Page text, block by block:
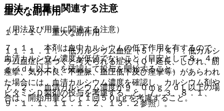
重大な副作用
１１．１． 重大な副作用
１１．１．１． 低カルシウム血症（５．７％）：低カルシ
ウム血症に基づくと考えられる症状（ＱＴ延長、しびれ、筋
痙攣、気分不良、不整脈、血圧低下及び痙攣等）があらわれ
た場合には、血清カルシウム濃度を確認し、カルシウム剤や
ビタミンＤ製剤の投与を考慮すること〔７．３、８．１、
９．１．１、１１．１．２、１３．２参照〕。
用法・用量に関連する注意
（用法及び用量に関連する注意）
７．１． 本剤は血中カルシウムの低下作用を有するので、
血清カルシウム濃度が低値でないこと（目安として８．４ｍ
ｇ／ｄＬ以上）を確認して投与を開始すること。
７．２． 血清カルシウム濃度が９．０ｍｇ／ｄＬ以上の場
合は、開始用量として１回５０μｇを考慮すること。